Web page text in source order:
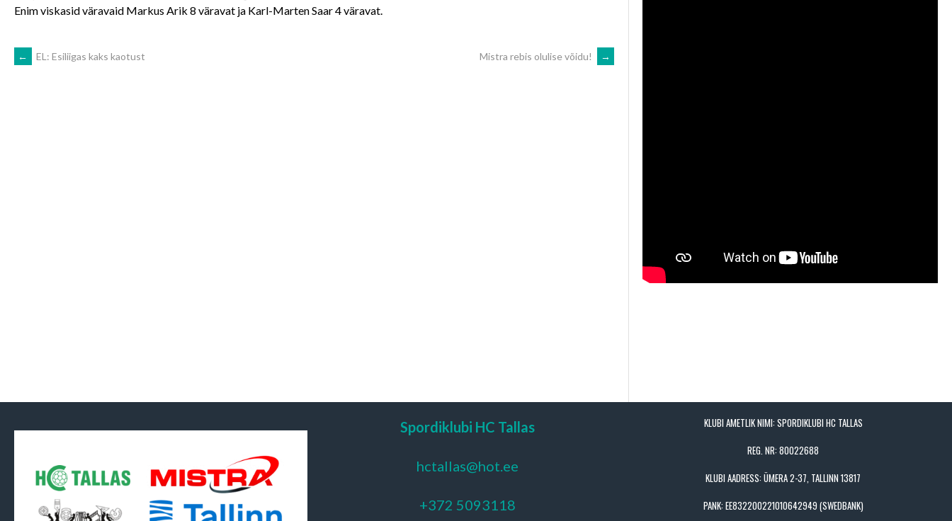
Enim viskasid väravaid Markus Arik 8 väravat ja Karl-Marten Saar 4 väravat.
POST
← EL: Esiliigas kaks kaotust Mistra rebis olulise võidu! →
Spordiklubi HC Tallas
hctallas@hot.ee
+372 5093118
KLUBI AMETLIK NIMI: SPORDIKLUBI HC TALLAS
REG. NR: 80022688
KLUBI AADRESS: ÜMERA 2-37, TALLINN 13817
PANK: EE832200221010642949 (SWEDBANK)